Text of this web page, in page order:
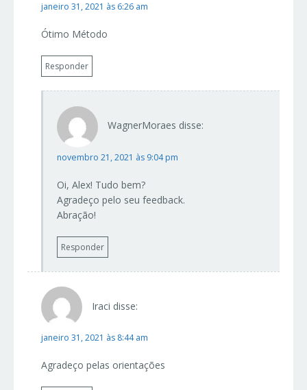
janeiro 31, 2021 às 6:26 am
Ótimo Método
Responder
WagnerMoraes disse:
novembro 21, 2021 às 9:04 pm
Oi, Alex! Tudo bem?
Agradeço pelo seu feedback.
Abração!
Responder
Iraci disse:
janeiro 31, 2021 às 8:44 am
Agradeço pelas orientações